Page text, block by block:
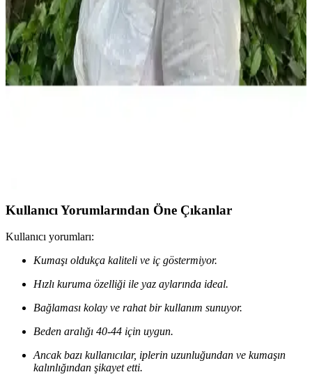
Pistyle Kız Çocuk Etekli Şortlu Mayo - Renkli ve
Pratik Plaj Giyim Seçeneği
Pistyle kız çocuk mayo, canlı renkler, fermuarlı ön ve şık tasarımıyla
plajda hareket özgürlüğü ve konfor sağlar, dayanıklı ve kolay bakım
imkanı sunar.
Kullanıcı Yorumlarından Öne Çıkanlar
Kullanıcı yorumları:
Kumaşı oldukça kaliteli ve iç göstermiyor.
Hızlı kuruma özelliği ile yaz aylarında ideal.
Bağlaması kolay ve rahat bir kullanım sunuyor.
Beden aralığı 40-44 için uygun.
Ancak bazı kullanıcılar, iplerin uzunluğundan ve kumaşın
kalınlığından şikayet etti.